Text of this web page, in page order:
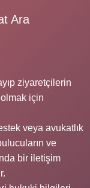
Ara
ziyaretçilerin
için
veya avukatlık
ve
bir iletişim